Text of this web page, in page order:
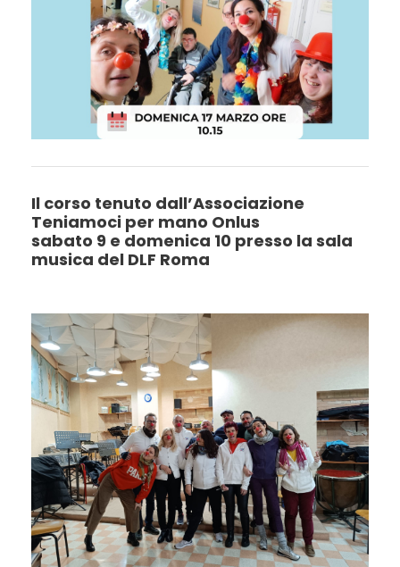
Il corso tenuto dall’Associazione
Teniamoci per mano Onlus
sabato 9 e domenica 10 presso la sala
musica del DLF Roma